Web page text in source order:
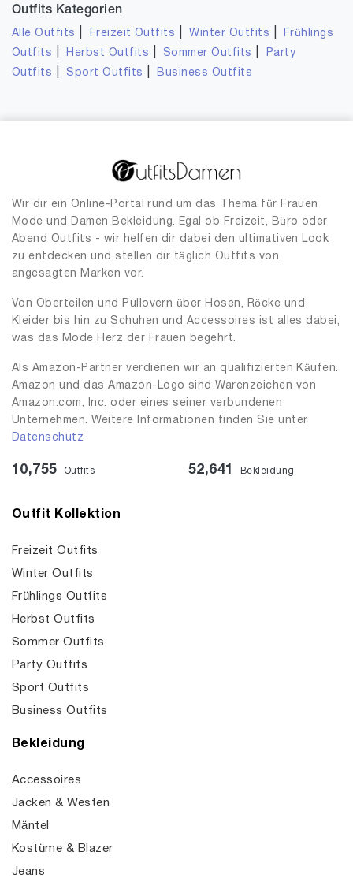
Outfits Kategorien
Alle Outfits Freizeit Outfits |Winter Outfits
Frühlings
Outfits
Herbst Outfits Sommer Outfits
Party
Outfits
Sport Outfits Business Outfits
Wir dir ein Online-Portal rund um das Thema für Frauen
Mode und Damen Bekleidung. Egal ob Freizeit, Büro oder
Abend Outfits - wir helfen dir dabei den ultimativen Look
zu entdecken und stellen dir täglich Outfits von
angesagten Marken vor.
Von Oberteilen und Pullovern über Hosen, Röcke und
Kleider bis hin zu Schuhen und Accessoires ist alles dabei,
was das Mode Herz der Frauen begehrt.
Als Amazon-Partner verdienen wir an qualifizierten Käufen.
Amazon und das Amazon-Logo sind Warenzeichen von
Amazon.com, Inc. oder eines seiner verbundenen
Unternehmen. Weitere Informationen finden Sie unter
Datenschutz
10,755 Outfits 52,641 Bekleidung
Outfit Kollektion
Freizeit Outfits
Winter Outfits
Frühlings Outfits
Herbst Outfits
Sommer Outfits
Party Outfits
Sport Outfits
Business Outfits
Bekleidung
Accessoires
Jacken & Westen
Mäntel
Kostüme & Blazer
Jeans